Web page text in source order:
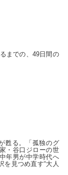
までの、49日間の
甦る。「孤独のグ
・谷口ジローの世
年男が中学時代へ
見つめ直す“大人